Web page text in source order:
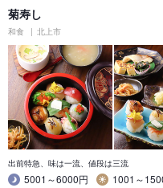
菊寿し
和食 北上市
出前特急、味は一流、値段は三流
5001～6000円
1001～